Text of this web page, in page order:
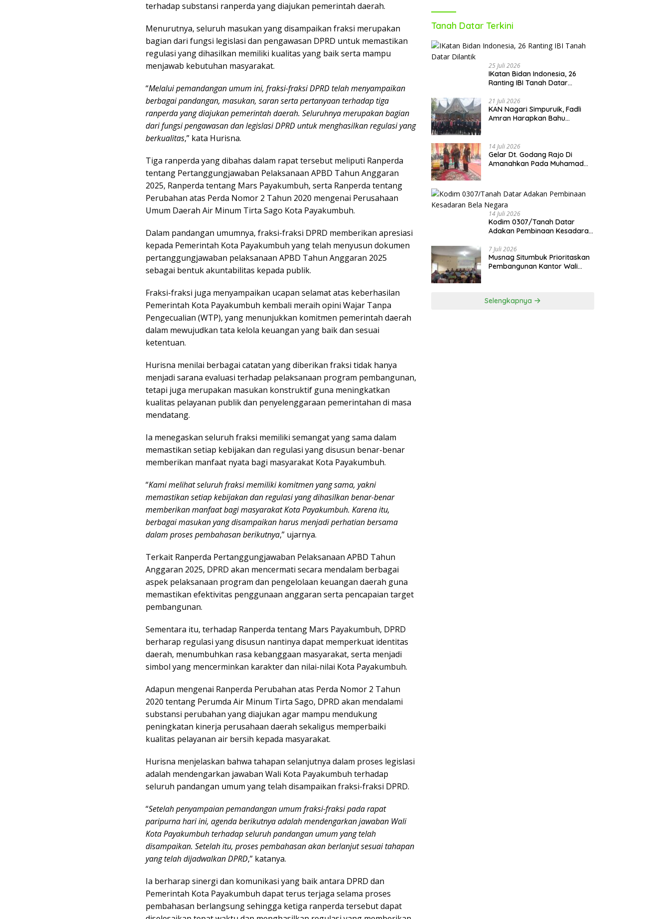
terhadap substansi ranperda yang diajukan pemerintah daerah.
Menurutnya, seluruh masukan yang disampaikan fraksi merupakan
bagian dari fungsi legislasi dan pengawasan DPRD untuk memastikan
regulasi yang dihasilkan memiliki kualitas yang baik serta mampu
menjawab kebutuhan masyarakat.
“Melalui pemandangan umum ini, fraksi-fraksi DPRD telah menyampaikan
berbagai pandangan, masukan, saran serta pertanyaan terhadap tiga
ranperda yang diajukan pemerintah daerah. Seluruhnya merupakan bagian
dari fungsi pengawasan dan legislasi DPRD untuk menghasilkan regulasi yang
berkualitas,” kata Hurisna.
Tiga ranperda yang dibahas dalam rapat tersebut meliputi Ranperda
tentang Pertanggungjawaban Pelaksanaan APBD Tahun Anggaran
2025, Ranperda tentang Mars Payakumbuh, serta Ranperda tentang
Perubahan atas Perda Nomor 2 Tahun 2020 mengenai Perusahaan
Umum Daerah Air Minum Tirta Sago Kota Payakumbuh.
Dalam pandangan umumnya, fraksi-fraksi DPRD memberikan apresiasi
kepada Pemerintah Kota Payakumbuh yang telah menyusun dokumen
pertanggungjawaban pelaksanaan APBD Tahun Anggaran 2025
sebagai bentuk akuntabilitas kepada publik.
Fraksi-fraksi juga menyampaikan ucapan selamat atas keberhasilan
Pemerintah Kota Payakumbuh kembali meraih opini Wajar Tanpa
Pengecualian (WTP), yang menunjukkan komitmen pemerintah daerah
dalam mewujudkan tata kelola keuangan yang baik dan sesuai
ketentuan.
Hurisna menilai berbagai catatan yang diberikan fraksi tidak hanya
menjadi sarana evaluasi terhadap pelaksanaan program pembangunan,
tetapi juga merupakan masukan konstruktif guna meningkatkan
kualitas pelayanan publik dan penyelenggaraan pemerintahan di masa
mendatang.
Ia menegaskan seluruh fraksi memiliki semangat yang sama dalam
memastikan setiap kebijakan dan regulasi yang disusun benar-benar
memberikan manfaat nyata bagi masyarakat Kota Payakumbuh.
“Kami melihat seluruh fraksi memiliki komitmen yang sama, yakni
memastikan setiap kebijakan dan regulasi yang dihasilkan benar-benar
memberikan manfaat bagi masyarakat Kota Payakumbuh. Karena itu,
berbagai masukan yang disampaikan harus menjadi perhatian bersama
dalam proses pembahasan berikutnya,” ujarnya.
Terkait Ranperda Pertanggungjawaban Pelaksanaan APBD Tahun
Anggaran 2025, DPRD akan mencermati secara mendalam berbagai
aspek pelaksanaan program dan pengelolaan keuangan daerah guna
memastikan efektivitas penggunaan anggaran serta pencapaian target
pembangunan.
Sementara itu, terhadap Ranperda tentang Mars Payakumbuh, DPRD
berharap regulasi yang disusun nantinya dapat memperkuat identitas
daerah, menumbuhkan rasa kebanggaan masyarakat, serta menjadi
simbol yang mencerminkan karakter dan nilai-nilai Kota Payakumbuh.
Adapun mengenai Ranperda Perubahan atas Perda Nomor 2 Tahun
2020 tentang Perumda Air Minum Tirta Sago, DPRD akan mendalami
substansi perubahan yang diajukan agar mampu mendukung
peningkatan kinerja perusahaan daerah sekaligus memperbaiki
kualitas pelayanan air bersih kepada masyarakat.
Hurisna menjelaskan bahwa tahapan selanjutnya dalam proses legislasi
adalah mendengarkan jawaban Wali Kota Payakumbuh terhadap
seluruh pandangan umum yang telah disampaikan fraksi-fraksi DPRD.
“Setelah penyampaian pemandangan umum fraksi-fraksi pada rapat
paripurna hari ini, agenda berikutnya adalah mendengarkan jawaban Wali
Kota Payakumbuh terhadap seluruh pandangan umum yang telah
disampaikan. Setelah itu, proses pembahasan akan berlanjut sesuai tahapan
yang telah dijadwalkan DPRD,” katanya.
Ia berharap sinergi dan komunikasi yang baik antara DPRD dan
Pemerintah Kota Payakumbuh dapat terus terjaga selama proses
pembahasan berlangsung sehingga ketiga ranperda tersebut dapat
Tanah Datar Terkini
25 Juli 2026
IKatan Bidan Indonesia, 26
Ranting IBI Tanah Datar
21 Juli 2026
KAN Nagari Simpuruik, Fadli
Amran Harapkan Bahu
14 Juli 2026
Gelar Dt. Godang Rajo Di
Amanahkan Pada Muhamad
14 Juli 2026
Kodim 0307/Tanah Datar
Adakan Pembinaan Kesadaran
7 Juli 2026
Musnag Situmbuk Prioritaskan
Pembangunan Kantor Wali
Selengkapnya